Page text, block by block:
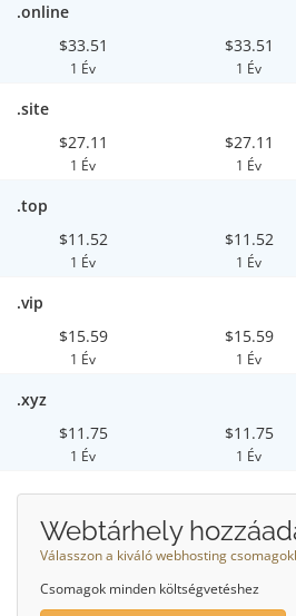
.online
$33.51
1 Év
$33.51
1 Év
.site
$27.11
1 Év
$27.11
1 Év
.top
$11.52
1 Év
$11.52
1 Év
.vip
$15.59
1 Év
$15.59
1 Év
.xyz
$11.75
1 Év
$11.75
1 Év
Webtárhely
Válasszon a kiváló webhosting
Csomagok minden költségvetéshez